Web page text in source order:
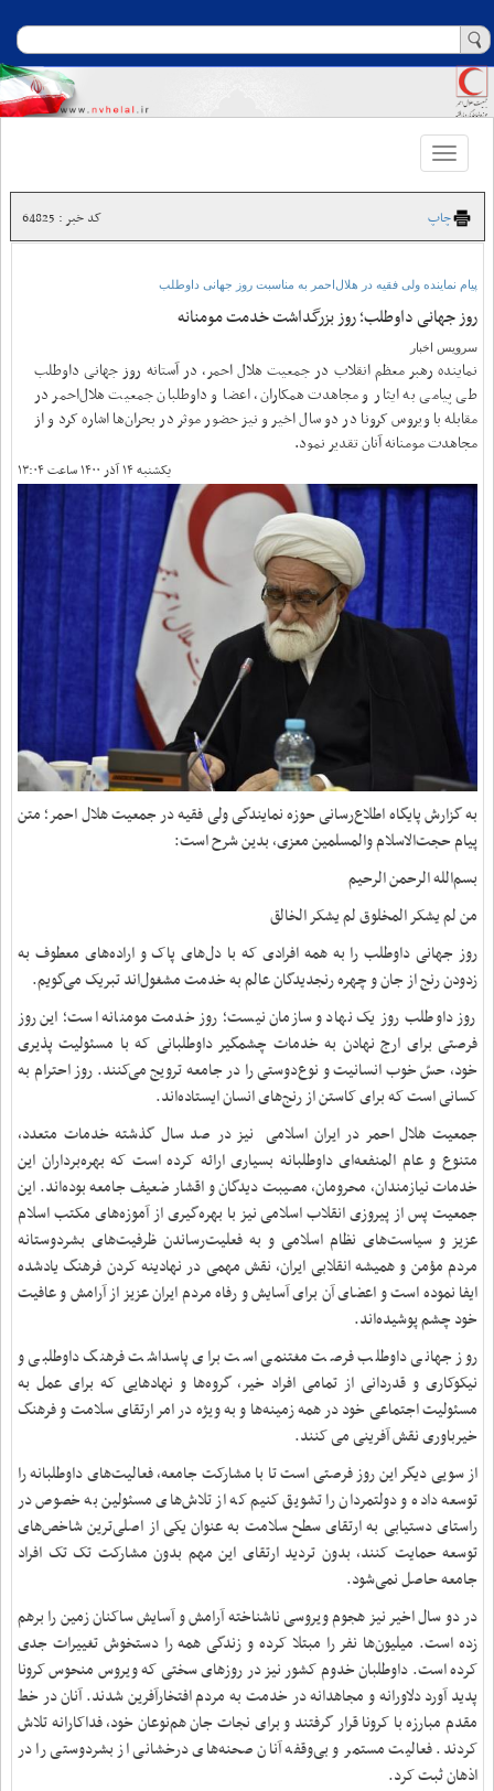
Toggle
navigation
چاپ کد خبر : 64825
پیام نماینده ولی فقیه در هلال‌احمر به مناسبت روز جهانی داوطلب
روز جهانی داوطلب؛ روز بزرگداشت خدمت مومنانه
سرویس اخبار
نماینده رهبر معظم انقلاب در جمعیت هلال احمر، در آستانه روز جهانی داوطلب
طی پیامی به ایثار و مجاهدت همکاران، اعضا و داوطلبان جمعیت هلال‌احمر در
مقابله با ویروس کرونا در دو سال اخیر و نیز حضور موثر در بحران‌ها اشاره کرد و از
مجاهدت مومنانه آنان تقدیر نمود.
یکشنبه ۱۴ آذر ۱۴۰۰ ساعت ۱۳:۰۴
به گزارش پایگاه اطلاع‌رسانی حوزه نمایندگی ولی فقیه در جمعیت هلال احمر؛ متن
پیام حجت‌الاسلام والمسلمین معزی، بدین شرح است:
بسم‌الله الرحمن الرحیم
من لم یشکر المخلوق لم یشکر الخالق
روز جهانی داوطلب را به همه افرادی که با دل‌های ‌پاک و اراده‌های معطوف به
زدودن رنج از جان و چهره رنجدیدگان عالم به خدمت مشغول‌اند تبریک می‌گویم.
روز داوطلب روز یک نهاد و سازمان نیست؛ روز خدمت مومنانه است؛ این روز
فرصتی برای ارج نهادن به خدمات چشمگیر داوطلبانی که با مسئولیت پذیری
خود، حسّ خوب انسانیت و نوع‌دوستی را در جامعه ترویج می‌کنند. روز احترام به
کسانی است که برای کاستن از رنج‌های انسان ایستاده‌اند.
جمعیت هلال احمر در ایران اسلامی نیز در صد سال گذشته خدمات متعدد،
متنوع و عام المنفعه‌ای داوطلبانه بسیاری ارائه کرده است که بهره‌برداران این
خدمات نیازمندان، محرومان، مصیبت دیدگان و اقشار ضعیف جامعه بوده‌اند. این
جمعیت پس از پیروزی انقلاب اسلامی نیز با بهره‌گیری از آموزه‌های مکتب اسلام
عزیز و سیاست‌های نظام اسلامی و به فعلیت‌رساندن ظرفیت‌های بشردوستانه
مردم مؤمن و همیشه انقلابی ایران، نقش مهمی در نهادینه کردن فرهنگ یادشده
ایفا نموده است و اعضای آن برای آسایش و رفاه مردم ایران عزیز از آرامش و عافیت
خود چشم پوشیده‌اند.
روز جهانی داوطلب فرصت مغتنمی است برای پاسداشت فرهنگ داوطلبی و
نیکوکاری و قدردانی از تمامی افراد خیر، گروه‌ها و نهادهایی که برای عمل به
مسئولیت اجتماعی خود در همه زمینه‌ها و به ویژه در امر ارتقای سلامت و فرهنگ
خیرباوری نقش آفرینی می ‌کنند.
از سویی دیگر این روز فرصتی است تا با مشارکت جامعه، فعالیت‌های داوطلبانه را
توسعه داده و دولتمردان را تشویق کنیم که از تلاش‌های مسئولین به خصوص در
راستای دستیابی به ارتقای سطح سلامت به عنوان یکی از اصلی‌ترین شاخص‌های
توسعه حمایت کنند،‌ بدون تردید ارتقای این مهم بدون مشارکت تک تک افراد
جامعه حاصل نمی‌شود.
در دو سال اخیر نیز هجوم ویروسی ناشناخته آرامش و آسایش ساکنان زمین را برهم
زده است. میلیون‌ها نفر را مبتلا کرده و‌ زندگی همه را دستخوش تغییرات جدی
کرده است. داوطلبان خدوم کشور نیز در روزهای سختی که ویروس منحوس کرونا
پدید آورد دلاورانه و مجاهدانه در خدمت به مردم افتخارآفرین شدند. آنان در خط
‌مقدم مبارزه با کرونا قرار گرفتند و برای نجات جان هم‌نوعان خود، فداکارانه تلاش
کردند. فعالیت مستمر و بی‌وقفه آنان صحنه‌های درخشانی از بشردوستی را در
اذهان ثبت کرد.